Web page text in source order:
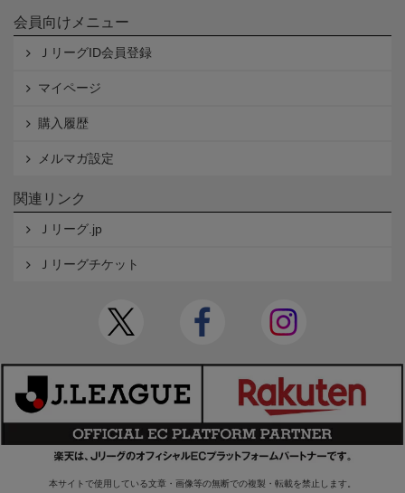
会員向けメニュー
ＪリーグID会員登録
マイページ
購入履歴
メルマガ設定
関連リンク
Ｊリーグ.jp
Ｊリーグチケット
本サイトで使用している文章・画像等の無断での複製・転載を禁止します。